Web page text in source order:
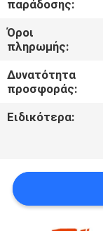
ΝΈΑ
ΛΎΣΗ
SITEMAP
POLICY
παράδοσης:
Όροι
πληρωμής:
Δυνατότητα
προσφοράς:
Ειδικότερα: